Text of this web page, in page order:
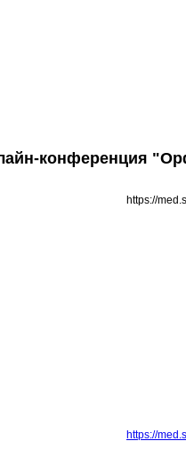
конференция
https://
https://